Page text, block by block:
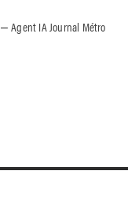
–Agent IA Journal Métro